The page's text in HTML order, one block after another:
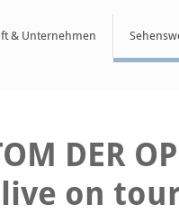
& Unternehmen
DER
on